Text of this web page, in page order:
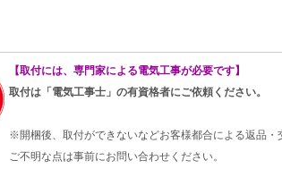
【取付には、専門家による電気工事が必要です】
取付は「電気工事士」の有資格者にご依頼ください。
※開梱後、取付ができないなどお客様都合による返品・
ご不明な点は事前にお問い合わせください。